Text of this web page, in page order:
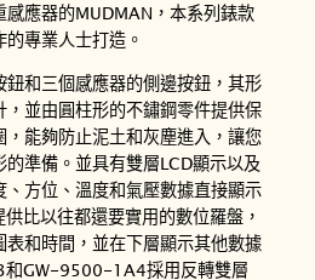
感應器的MUDMAN，本系列錶款
專業人士打造。
和三個感應器的側邊按鈕，其形
並由圓柱形的不鏽鋼零件提供保
能夠防止泥土和灰塵進入，讓您
的準備。並具有雙層LCD顯示以及
、方位、溫度和氣壓數據直接顯示
比以往都還要實用的數位羅盤，
表和時間，並在下層顯示其他數據
GW-9500-1A4採用反轉雙層